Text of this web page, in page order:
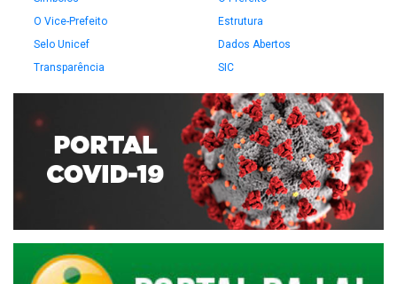
O Vice-Prefeito
Estrutura
Selo Unicef
Dados Abertos
Transparência
SIC